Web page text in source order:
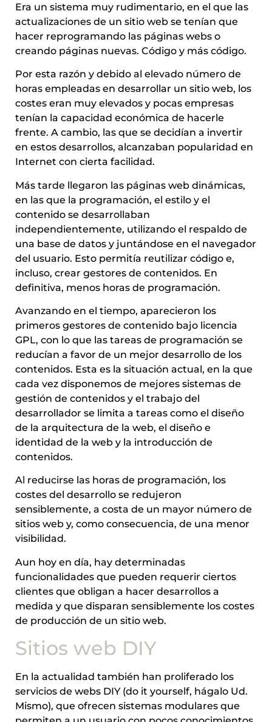
Era un sistema muy rudimentario, en el que las
actualizaciones de un sitio web se tenían que
hacer reprogramando las páginas webs o
creando páginas nuevas. Código y más código.
Por esta razón y debido al elevado número de
horas empleadas en desarrollar un sitio web, los
costes eran muy elevados y pocas empresas
tenían la capacidad económica de hacerle
frente. A cambio, las que se decidían a invertir
en estos desarrollos, alcanzaban popularidad en
Internet con cierta facilidad.
Más tarde llegaron las páginas web dinámicas,
en las que la programación, el estilo y el
contenido se desarrollaban
independientemente, utilizando el respaldo de
una base de datos y juntándose en el navegador
del usuario. Esto permitía reutilizar código e,
incluso, crear gestores de contenidos. En
definitiva, menos horas de programación.
Avanzando en el tiempo, aparecieron los
primeros gestores de contenido bajo licencia
GPL, con lo que las tareas de programación se
reducían a favor de un mejor desarrollo de los
contenidos. Esta es la situación actual, en la que
cada vez disponemos de mejores sistemas de
gestión de contenidos y el trabajo del
desarrollador se limita a tareas como el diseño
de la arquitectura de la web, el diseño e
identidad de la web y la introducción de
contenidos.
Al reducirse las horas de programación, los
costes del desarrollo se redujeron
sensiblemente, a costa de un mayor número de
sitios web y, como consecuencia, de una menor
visibilidad.
Aun hoy en día, hay determinadas
funcionalidades que pueden requerir ciertos
clientes que obligan a hacer desarrollos a
medida y que disparan sensiblemente los costes
de producción de un sitio web.
Sitios web DIY
En la actualidad también han proliferado los
servicios de webs DIY (do it yourself, hágalo Ud.
Mismo), que ofrecen sistemas modulares que